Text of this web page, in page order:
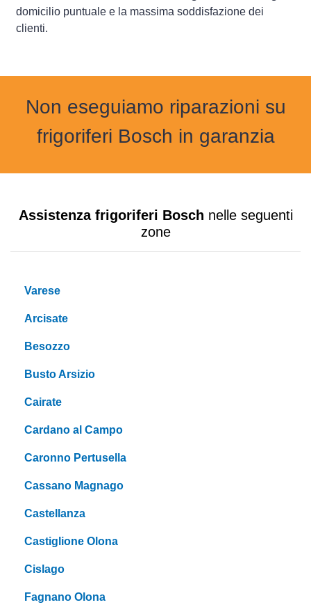
domicilio puntuale e la massima soddisfazione dei
clienti.
Non eseguiamo riparazioni su
frigoriferi Bosch in garanzia
Assistenza frigoriferi Bosch nelle seguenti
zone
Varese
Arcisate
Besozzo
Busto Arsizio
Cairate
Cardano al Campo
Caronno Pertusella
Cassano Magnago
Castellanza
Castiglione Olona
Cislago
Fagnano Olona